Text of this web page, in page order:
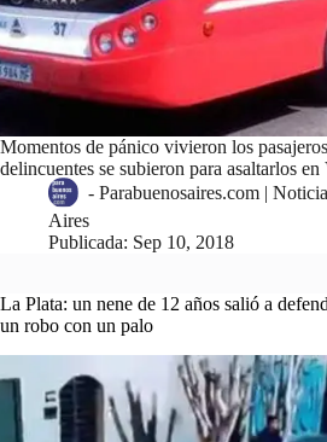
Momentos de pánico vivieron los
delincuentes se subieron para asaltarlos
- Parabuenosaires.com |
Aires
Publicada: Sep 10, 2018
La Plata: un nene de 12 años salió a
un robo con un palo